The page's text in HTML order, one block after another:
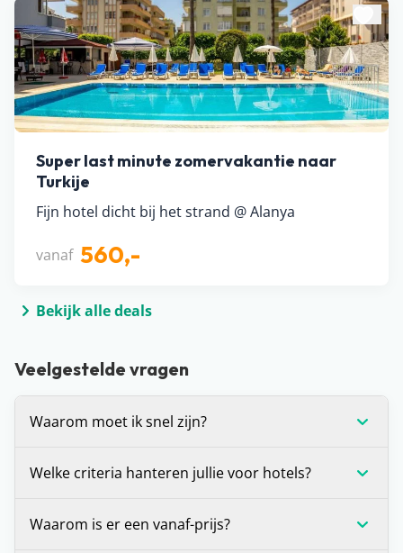
Super last minute zomervakantie naar
Turkije
Fijn hotel dicht bij het strand @ Alanya
vanaf 560,-
Bekijk alle deals
Veelgestelde vragen
Waarom moet ik snel zijn?
hebben helaas geen inzage in de
we niet kunnen zien hoeveel plekken er nog
Welke criteria hanteren jullie voor hotels?
willen verblijven? Is het antwoord ‘ja’? Dan
Waarom is er een vanaf-prijs?